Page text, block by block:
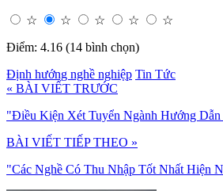
☆ ☆ ☆ ☆
☆
Điểm: 4.16 (14 bình chọn)
Định hướng nghề nghiệp Tin Tức
« BÀI VIẾT TRƯỚC
"Điều Kiện Xét Tuyển Ngành Hướng
BÀI VIẾT TIẾP THEO »
"Các Nghề Có Thu Nhập Tốt Nhất Hiện